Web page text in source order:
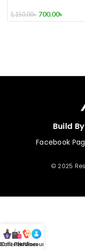
1,150.00৳ 700.00৳
Build
Facebook
© 2025
mL Perfumes
Hotline
Account